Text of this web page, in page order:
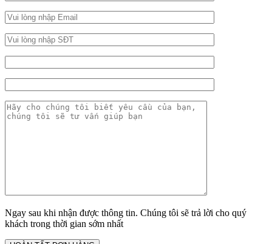
Ngay sau khi nhận được thông tin. Chúng tôi sẽ trả lời cho quý
khách trong thời gian sớm nhất